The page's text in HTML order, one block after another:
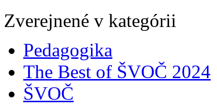
Zverejnené v kategórii
Pedagogika
The Best of ŠVOČ 2024
ŠVOČ